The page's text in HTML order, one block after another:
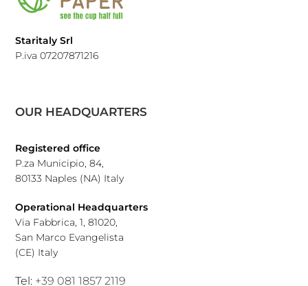
Staritaly Srl
P.iva 07207871216
OUR HEADQUARTERS
Registered office
P.za Municipio, 84,
80133 Naples (NA) Italy
Operational Headquarters
Via Fabbrica, 1, 81020,
San Marco Evangelista
(CE) Italy
Tel: +39 081 1857 2119